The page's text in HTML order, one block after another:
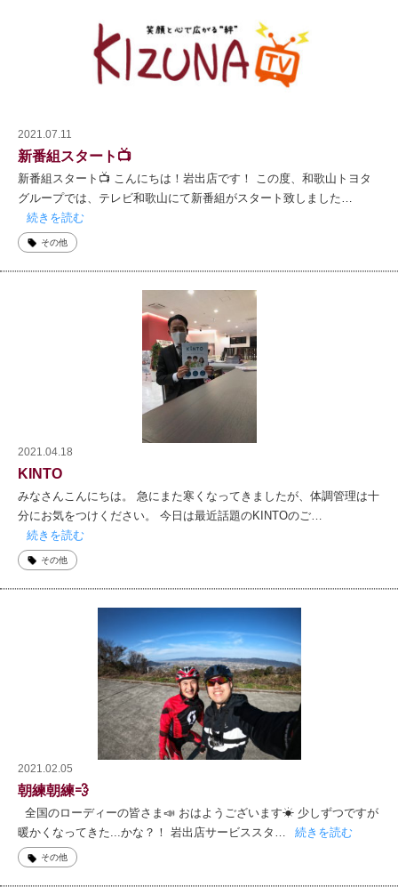
2021.07.11
新番組スタート📺
新番組スタート📺 こんにちは！岩出店です！ この度、和歌山トヨタ
グループでは、テレビ和歌山にて新番組がスタート致しました…
続きを読む
その他
2021.04.18
KINTO
みなさんこんにちは。 急にまた寒くなってきましたが、体調管理は十
分にお気をつけください。 今日は最近話題のKINTOのご…
続きを読む
その他
2021.02.05
朝練朝練💨
全国のローディーの皆さま📣 おはようございます☀ 少しずつですが
暖かくなってきた...かな？！ 岩出店サービススタ…
続きを読む
その他